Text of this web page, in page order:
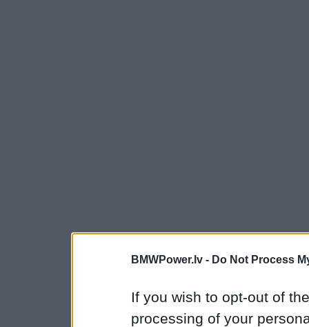
BMWPower.lv - Do Not Process
If you wish to opt-out of
processing of your